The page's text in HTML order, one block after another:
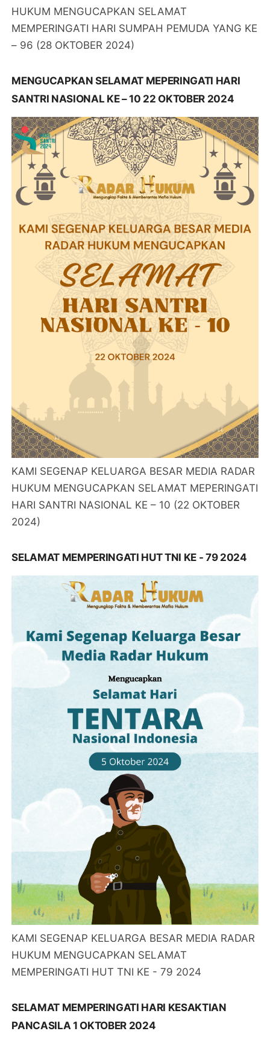
HUKUM MENGUCAPKAN SELAMAT
MEMPERINGATI HARI SUMPAH PEMUDA YANG KE
– 96 (28 OKTOBER 2024)
MENGUCAPKAN SELAMAT MEPERINGATI HARI
SANTRI NASIONAL KE – 10 22 OKTOBER 2024
KAMI SEGENAP KELUARGA BESAR MEDIA RADAR
HUKUM MENGUCAPKAN SELAMAT MEPERINGATI
HARI SANTRI NASIONAL KE – 10 (22 OKTOBER
2024)
SELAMAT MEMPERINGATI HUT TNI KE - 79 2024
KAMI SEGENAP KELUARGA BESAR MEDIA RADAR
HUKUM MENGUCAPKAN SELAMAT
MEMPERINGATI HUT TNI KE - 79 2024
SELAMAT MEMPERINGATI HARI KESAKTIAN
PANCASILA 1 OKTOBER 2024